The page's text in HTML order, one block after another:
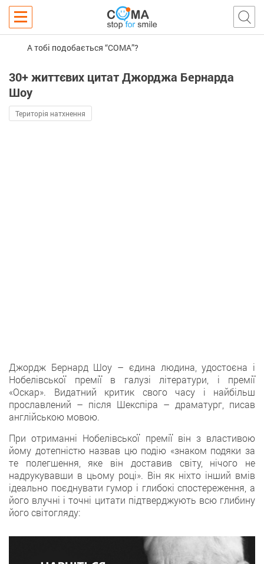
А тобі подобається “COMA”?
30+ життєвих цитат Джорджа Бернарда
Шоу
Територія натхнення
Джордж Бернард Шоу – єдина людина, удостоєна і
Нобелівської премії в галузі літератури, і премії
«Оскар». Видатний критик свого часу і найбільш
прославлений – після Шекспіра – драматург, писав
англійською мовою.
При отриманні Нобелівської премії він з властивою
йому дотепністю назвав цю подію «знаком подяки за
те полегшення, яке він доставив світу, нічого не
надрукувавши в цьому році». Він як ніхто інший вмів
ідеально поєднувати гумор і глибокі спостереження, а
його влучні і точні цитати підтверджують всю глибину
його світогляду: